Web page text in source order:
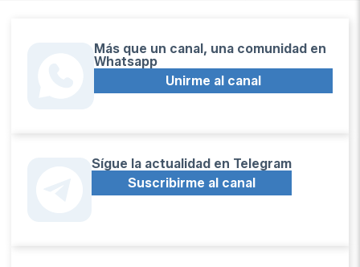
Más que un canal, una comunidad en
Whatsapp
Unirme al canal
Sígue la actualidad en Telegram
Suscribirme al canal